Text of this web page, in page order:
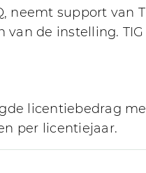
neemt support van
van de instelling.
licentiebedrag
per licentiejaar.